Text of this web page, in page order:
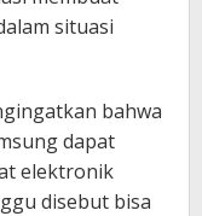
situasi
bahwa
dapat
elektronik
disebut bisa